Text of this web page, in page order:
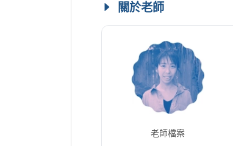
關於老師
老師檔案